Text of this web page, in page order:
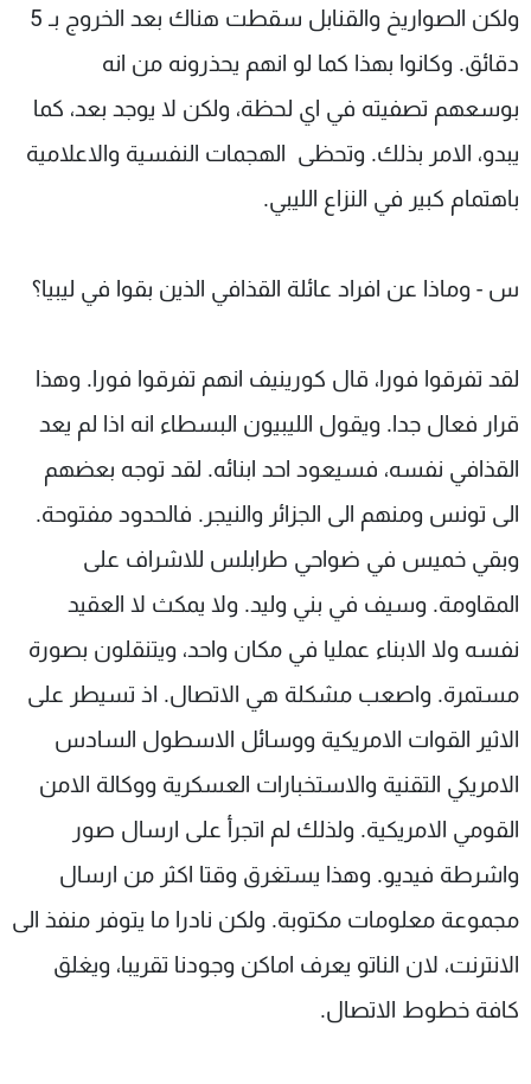
ولكن الصواريخ والقنابل سقطت هناك بعد الخروج بـ 5
دقائق. وكانوا بهذا كما لو انهم يحذرونه من انه
بوسعهم تصفيته في اي لحظة، ولكن لا يوجد بعد، كما
يبدو، الامر بذلك. وتحظى الهجمات النفسية والاعلامية
باهتمام كبير في النزاع الليبي.
س - وماذا عن افراد عائلة القذافي الذين بقوا في ليبيا؟
لقد تفرقوا فورا، قال كورينيف انهم تفرقوا فورا. وهذا
قرار فعال جدا. ويقول الليبيون البسطاء انه اذا لم يعد
القذافي نفسه، فسيعود احد ابنائه. لقد توجه بعضهم
الى تونس ومنهم الى الجزائر والنيجر. فالحدود مفتوحة.
وبقي خميس في ضواحي طرابلس للاشراف على
المقاومة. وسيف في بني وليد. ولا يمكث لا العقيد
نفسه ولا الابناء عمليا في مكان واحد، ويتنقلون بصورة
مستمرة. واصعب مشكلة هي الاتصال. اذ تسيطر على
الاثير القوات الامريكية ووسائل الاسطول السادس
الامريكي التقنية والاستخبارات العسكرية ووكالة الامن
القومي الامريكية. ولذلك لم اتجرأ على ارسال صور
واشرطة فيديو. وهذا يستغرق وقتا اكثر من ارسال
مجموعة معلومات مكتوبة. ولكن نادرا ما يتوفر منفذ الى
الانترنت، لان الناتو يعرف اماكن وجودنا تقريبا، ويغلق
كافة خطوط الاتصال.